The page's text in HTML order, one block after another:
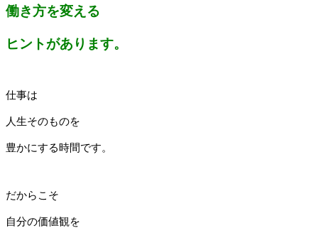
働き方を変える
ヒントがあります。
仕事は
人生そのものを
豊かにする時間です。
だからこそ
自分の価値観を